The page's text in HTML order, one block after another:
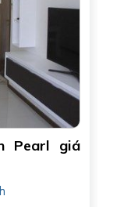
Pearl giá